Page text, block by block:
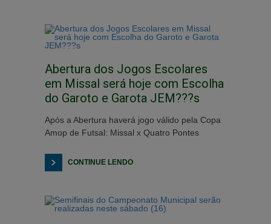
Abertura dos Jogos Escolares
em Missal será hoje com Escolha
do Garoto e Garota JEM???s
Após a Abertura haverá jogo válido pela Copa
Amop de Futsal: Missal x Quatro Pontes
CONTINUE LENDO